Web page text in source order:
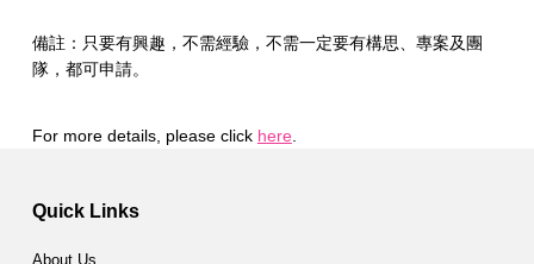
備註：只要有興趣，不需經驗，不需一定要有構思、專案及團
隊，都可申請。
For more details, please click here.
Quick Links
About Us